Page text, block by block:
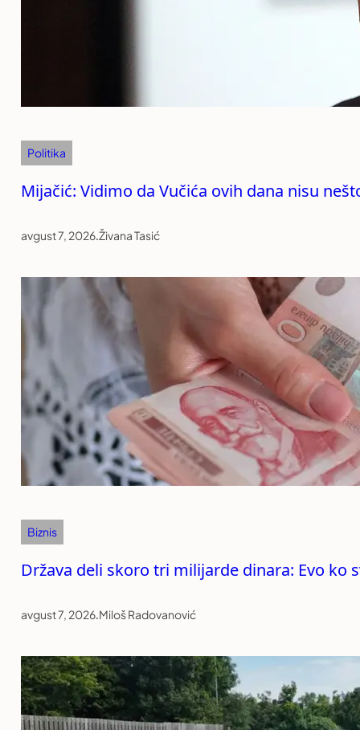
Politika
Mijačić: Vidimo da Vučića ovih dana nisu
avgust 7, 2026.Živana Tasić
Biznis
Država deli skoro tri milijarde dinara: Evo
avgust 7, 2026.Miloš Radovanović